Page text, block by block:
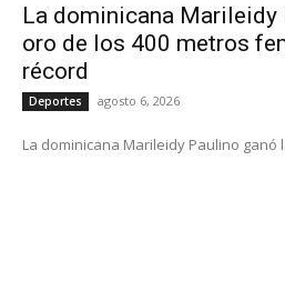
La dominicana Marileidy
oro de los 400 metros
récord
Deportes agosto 6, 2026
La dominicana Marileidy Paulino ganó